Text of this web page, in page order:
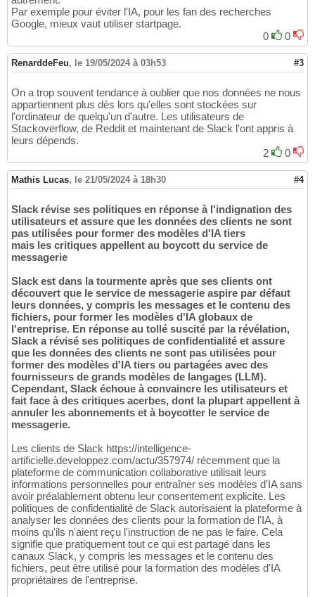
Par exemple pour éviter l'IA, pour les fan des recherches
Google, mieux vaut utiliser startpage.
0
0
RenarddeFeu, le 19/05/2024 à 03h53 #3
On a trop souvent tendance à oublier que nos données ne nous
appartiennent plus dès lors qu'elles sont stockées sur
l'ordinateur de quelqu'un d'autre. Les utilisateurs de
Stackoverflow, de Reddit et maintenant de Slack l'ont appris à
leurs dépends.
2
0
Mathis Lucas, le 21/05/2024 à 18h30 #4
Slack révise ses politiques en réponse à l'indignation des
utilisateurs et assure que les données des clients ne sont
pas utilisées pour former des modèles d'IA tiers
mais les critiques appellent au boycott du service de
messagerie
Slack est dans la tourmente après que ses clients ont
découvert que le service de messagerie aspire par défaut
leurs données, y compris les messages et le contenu des
fichiers, pour former les modèles d'IA globaux de
l'entreprise. En réponse au tollé suscité par la révélation,
Slack a révisé ses politiques de confidentialité et assure
que les données des clients ne sont pas utilisées pour
former des modèles d'IA tiers ou partagées avec des
fournisseurs de grands modèles de langages (LLM).
Cependant, Slack échoue à convaincre les utilisateurs et
fait face à des critiques acerbes, dont la plupart appellent à
annuler les abonnements et à boycotter le service de
messagerie.
Les clients de Slack https://intelligence-
artificielle.developpez.com/actu/357974/ récemment que la
plateforme de communication collaborative utilisait leurs
informations personnelles pour entraîner ses modèles d'IA sans
avoir préalablement obtenu leur consentement explicite. Les
politiques de confidentialité de Slack autorisaient la plateforme à
analyser les données des clients pour la formation de l'IA, à
moins qu'ils n'aient reçu l'instruction de ne pas le faire. Cela
signifie que pratiquement tout ce qui est partagé dans les
canaux Slack, y compris les messages et le contenu des
fichiers, peut être utilisé pour la formation des modèles d'IA
propriétaires de l'entreprise.